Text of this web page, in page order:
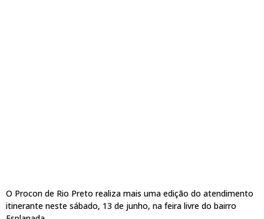
O Procon de Rio Preto realiza mais uma edição do atendimento
itinerante neste sábado, 13 de junho, na feira livre do bairro